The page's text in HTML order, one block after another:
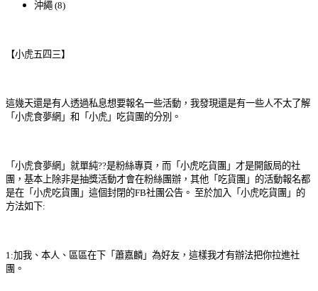
沖繩 (8)
【小虎五四三】
這幾天還是有人透過私息想要報名一些活動，我發現還是有一些人不太了解
「小虎食夢網」和「小虎」吃貨團的分別。
「小虎食夢網」就單純??是粉絲專頁，而「小虎吃貨團」才是開飯局的社
團，基本上除非是抽獎活動才會在粉絲團辦，其他「吃貨團」的活動報名都
是在「小虎吃貨團」這個封閉的FB社團公告。 至於加入「小虎吃貨團」的
方法如下:
1:加我、本人、區區在下「蕭嘉麟」為好友，這樣我才有辦法把你拉進社
團。